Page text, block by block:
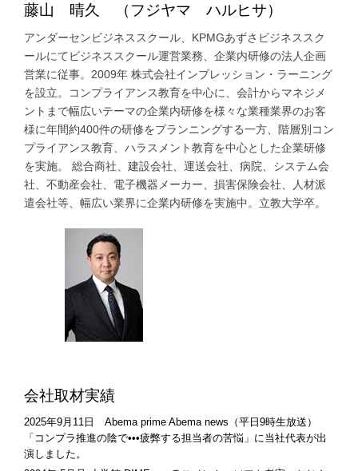
藤山 晴久 （フジヤマ ハルヒサ）
アンダーセンビジネススクール、KPMGあずさビジネススク
ールにてビジネススクール運営業務、企業内研修の法人企画
営業に従事。2009年 株式会社インプレッション・ラーニング
を設立。コンプライアンス教育を中心に、会計からマネジメ
ントまで幅広いテーマの企業内研修を様々な業種業界のお客
様に年間約400件の研修をプランニングする一方、階層別コン
プライアンス教育、ハラスメント教育を中心とした企業研修
を実施。 総合商社、建設会社、運送会社、病院、システム会
社、不動産会社、電子機器メーカー、損害保険会社、人材派
遣会社等、幅広い業界に企業内研修を実施中。立教大学卒。
会社取材実績
2025年9月11日 Abema prime Abema news（平日9時生放送）
「コンプラ推進の陰で•••疲弊する担当者の苦悩」に当社代表が出
演しました。